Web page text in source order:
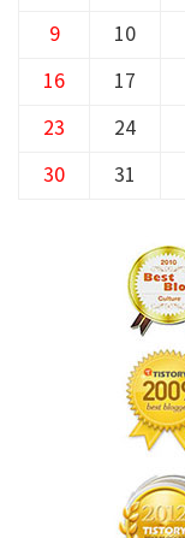
9 10
16 17
23 24
30 31